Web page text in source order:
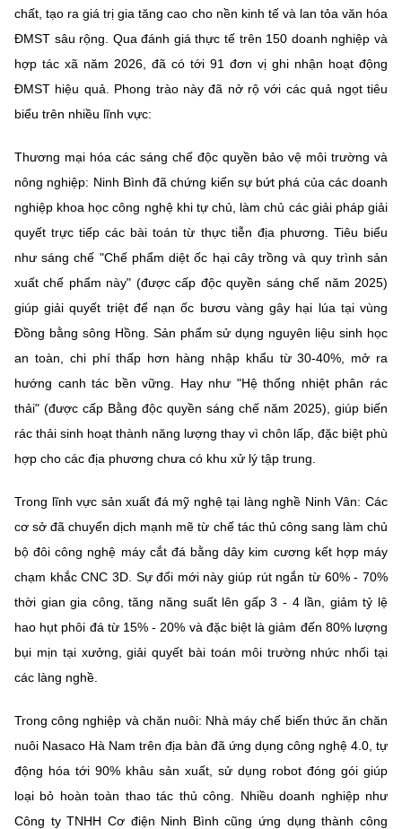
chất, tạo ra giá trị gia tăng cao cho nền kinh tế và lan tỏa văn hóa
ĐMST sâu rộng. Qua đánh giá thực tế trên 150 doanh nghiệp và
hợp tác xã năm 2026, đã có tới 91 đơn vị ghi nhận hoạt động
ĐMST hiệu quả. Phong trào này đã nở rộ với các quả ngọt tiêu
biểu trên nhiều lĩnh vực:
Thương mại hóa các sáng chế độc quyền bảo vệ môi trường và
nông nghiệp: Ninh Bình đã chứng kiến sự bứt phá của các doanh
nghiệp khoa học công nghệ khi tự chủ, làm chủ các giải pháp giải
quyết trực tiếp các bài toán từ thực tiễn địa phương. Tiêu biểu
như sáng chế "Chế phẩm diệt ốc hại cây trồng và quy trình sản
xuất chế phẩm này" (được cấp độc quyền sáng chế năm 2025)
giúp giải quyết triệt để nạn ốc bươu vàng gây hại lúa tại vùng
Đồng bằng sông Hồng. Sản phẩm sử dụng nguyên liệu sinh học
an toàn, chi phí thấp hơn hàng nhập khẩu từ 30-40%, mở ra
hướng canh tác bền vững. Hay như "Hệ thống nhiệt phân rác
thải" (được cấp Bằng độc quyền sáng chế năm 2025), giúp biến
rác thải sinh hoạt thành năng lượng thay vì chôn lấp, đặc biệt phù
hợp cho các địa phương chưa có khu xử lý tập trung.
Trong lĩnh vực sản xuất đá mỹ nghệ tại làng nghề Ninh Vân: Các
cơ sở đã chuyển dịch mạnh mẽ từ chế tác thủ công sang làm chủ
bộ đôi công nghệ máy cắt đá bằng dây kim cương kết hợp máy
chạm khắc CNC 3D. Sự đổi mới này giúp rút ngắn từ 60% - 70%
thời gian gia công, tăng năng suất lên gấp 3 - 4 lần, giảm tỷ lệ
hao hụt phôi đá từ 15% - 20% và đặc biệt là giảm đến 80% lượng
bụi mịn tại xưởng, giải quyết bài toán môi trường nhức nhối tại
các làng nghề.
Trong công nghiệp và chăn nuôi: Nhà máy chế biến thức ăn chăn
nuôi Nasaco Hà Nam trên địa bàn đã ứng dụng công nghệ 4.0, tự
động hóa tới 90% khâu sản xuất, sử dụng robot đóng gói giúp
loại bỏ hoàn toàn thao tác thủ công. Nhiều doanh nghiệp như
Công ty TNHH Cơ điện Ninh Bình cũng ứng dụng thành công